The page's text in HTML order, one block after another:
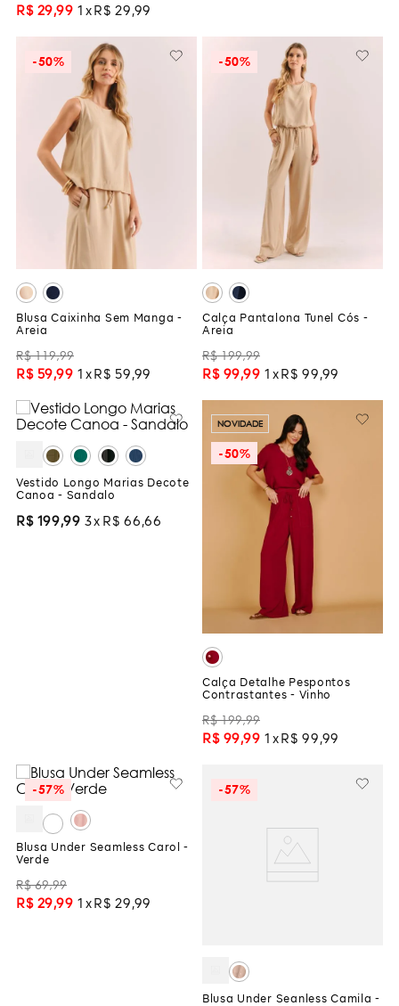
R$ 29,99 1 R$ 29 ,99
-50%
Blusa Caixinha Sem Manga -
Areia
R$ 119,99
R$ 59,99 1 R$ 59 ,99
-50%
Calça Pantalona Tunel Cós -
Areia
R$ 199,99
R$ 99,99 1 R$ 99 ,99
Vestido Longo Marias Decote
Canoa - Sandalo
R$ 199,99 3 R$ 66 ,66
NOVIDADE
-50%
Calça Detalhe Pespontos
Contrastantes - Vinho
R$ 199,99
R$ 99,99 1 R$ 99 ,99
-57%
Blusa Under Seamless Carol -
Verde
R$ 69,99
R$ 29,99 1 R$ 29 ,99
-57%
Blusa Under Seanless Camila -